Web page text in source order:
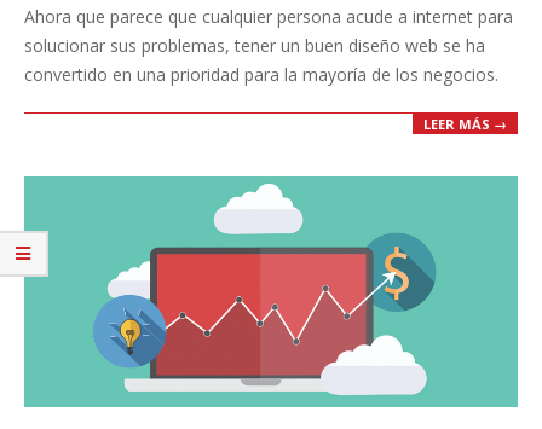
Ahora que parece que cualquier persona acude a internet para
solucionar sus problemas, tener un buen diseño web se ha
convertido en una prioridad para la mayoría de los negocios.
LEER MÁS →